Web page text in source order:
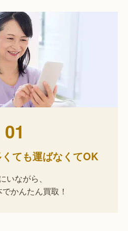
01
ても運ばなくてOK
いながら、
かんたん買取！